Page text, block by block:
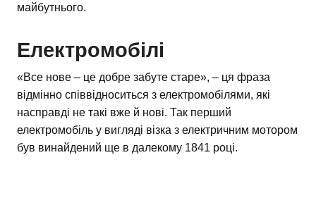
майбутнього.
Електромобілі
«Все нове – це добре забуте старе», – ця фраза
відмінно співвідноситься з електромобілями, які
насправді не такі вже й нові. Так перший
електромобіль у вигляді візка з електричним мотором
був винайдений ще в далекому 1841 році.